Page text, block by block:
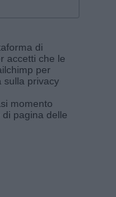
di
accetti che le
per
sulla privacy
momento
pagina delle